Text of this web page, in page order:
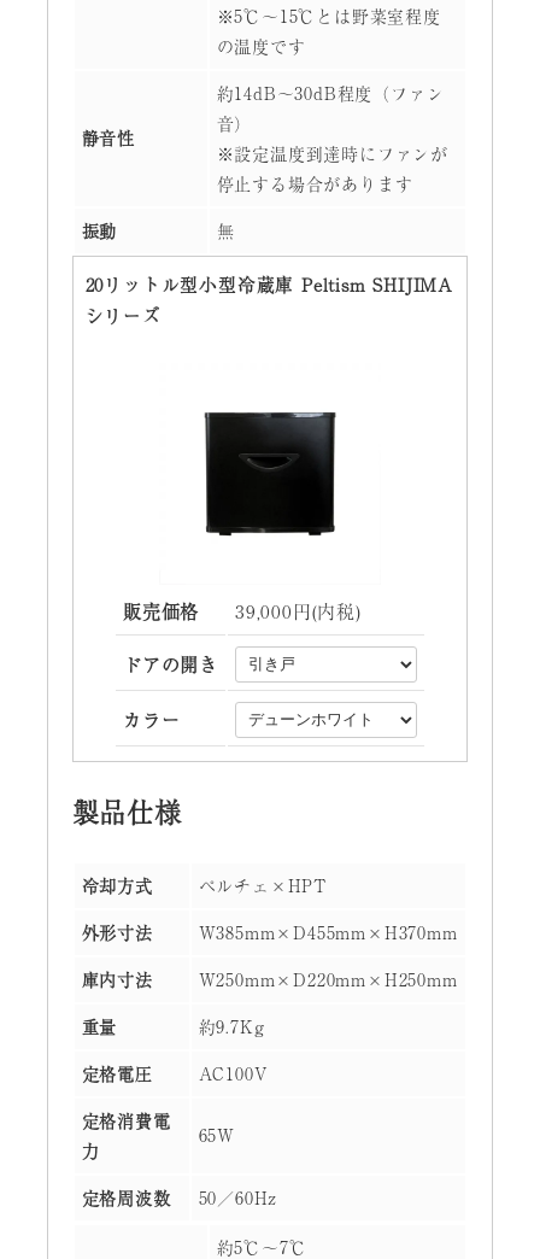
※5℃～15℃とは野菜室程度
の温度です
静音性
約14dB～30dB程度（ファン
音）
※設定温度到達時にファンが
停止する場合があります
振動
無
20リットル型小型冷蔵庫 Peltism SHIJIMA
シリーズ
販売価格 39,000円(内税)
ドアの開き
カラー
製品仕様
冷却方式
ペルチェ×HPT
外形寸法
W385mm×D455mm×H370mm
庫内寸法
W250mm×D220mm×H250mm
重量
約9.7Kg
定格電圧
AC100V
定格消費電
力
65W
定格周波数 50／60Hz
約5℃～7℃